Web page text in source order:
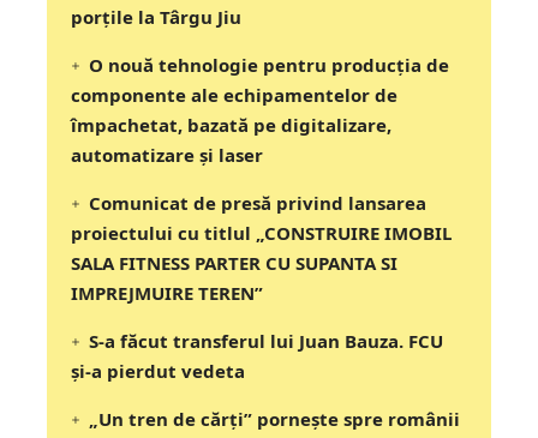
porțile la Târgu Jiu
O nouă tehnologie pentru producția de
componente ale echipamentelor de
împachetat, bazată pe digitalizare,
automatizare și laser
Comunicat de presă privind lansarea
proiectului cu titlul „CONSTRUIRE IMOBIL
SALA FITNESS PARTER CU SUPANTA SI
IMPREJMUIRE TEREN”
S-a făcut transferul lui Juan Bauza. FCU
și-a pierdut vedeta
„Un tren de cărți” pornește spre românii